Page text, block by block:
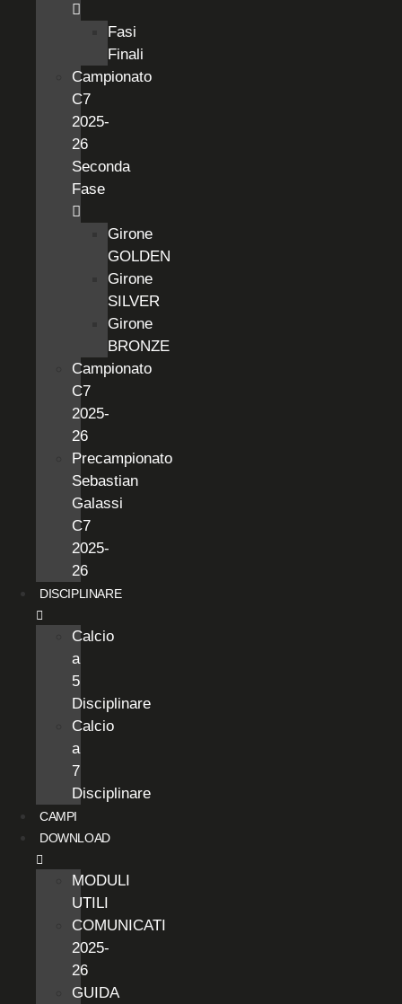
Fasi
Finali
Campionato
C7
2025-
26
Seconda
Fase
Girone
GOLDEN
Girone
SILVER
Girone
BRONZE
Campionato
C7
2025-
26
Precampionato
Sebastian
Galassi
C7
2025-
26
DISCIPLINARE
Calcio
a
5
Disciplinare
Calcio
a
7
Disciplinare
CAMPI
DOWNLOAD
MODULI
UTILI
COMUNICATI
2025-
26
GUIDA